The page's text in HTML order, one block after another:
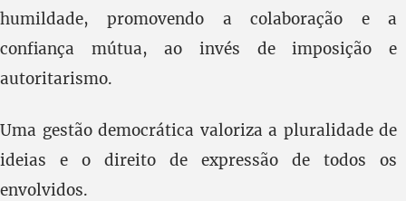
humildade, promovendo a colaboração e a
confiança mútua, ao invés de imposição e
autoritarismo.
Uma gestão democrática valoriza a pluralidade de
ideias e o direito de expressão de todos os
envolvidos.